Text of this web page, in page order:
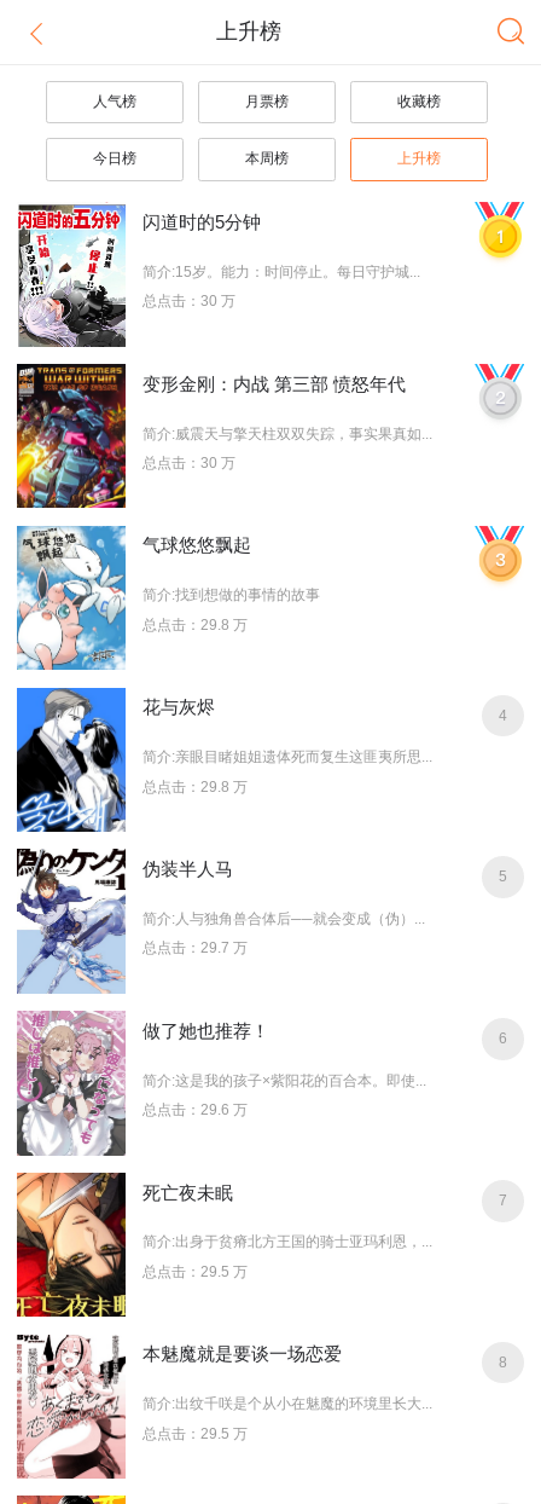
上升榜
人气榜 月票榜 收藏榜
今日榜 本周榜 上升榜
闪道时的5分钟
简介:15岁。能力：时间停止。每日守护城...
总点击：30 万
变形金刚：内战 第三部 愤怒年代
简介:威震天与擎天柱双双失踪，事实果真如...
总点击：30 万
气球悠悠飘起
简介:找到想做的事情的故事
总点击：29.8 万
花与灰烬
简介:亲眼目睹姐姐遗体死而复生这匪夷所思...
总点击：29.8 万
4
伪装半人马
简介:人与独角兽合体后──就会变成（伪）...
总点击：29.7 万
5
做了她也推荐！
简介:这是我的孩子×紫阳花的百合本。即使...
总点击：29.6 万
6
死亡夜未眠
简介:出身于贫瘠北方王国的骑士亚玛利恩，...
总点击：29.5 万
7
本魅魔就是要谈一场恋爱
简介:出纹千咲是个从小在魅魔的环境里长大...
总点击：29.5 万
8